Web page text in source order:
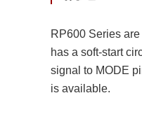
RP600 Series
has a soft-start
signal to MODE
is available.